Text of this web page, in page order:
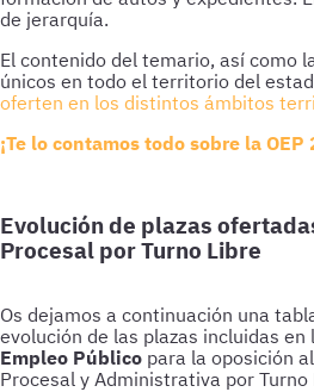
de jerarquía.
El contenido del temario, así como
únicos en todo el territorio del
oferten en los distintos ámbitos
¡Te lo contamos todo sobre la OEP
Evolución de plazas
Procesal por Turno Libre
Os dejamos a continuación una
evolución de las plazas incluidas en
Empleo Público para la oposición
Procesal y Administrativa por Turno